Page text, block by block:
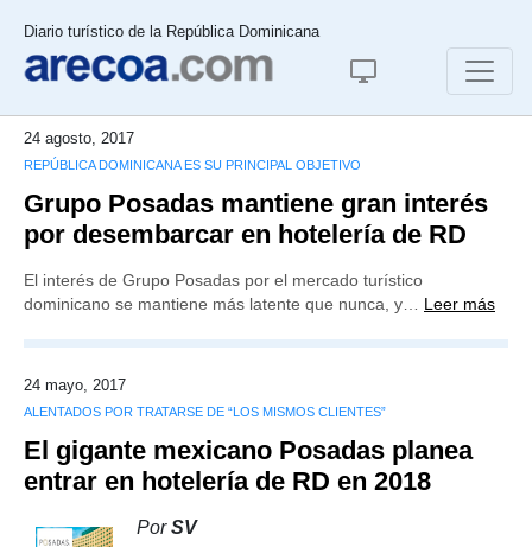
Diario turístico de la República Dominicana
24 agosto, 2017
REPÚBLICA DOMINICANA ES SU PRINCIPAL OBJETIVO
Grupo Posadas mantiene gran interés
por desembarcar en hotelería de RD
El interés de Grupo Posadas por el mercado turístico
dominicano se mantiene más latente que nunca, y… Leer más
24 mayo, 2017
ALENTADOS POR TRATARSE DE “LOS MISMOS CLIENTES”
El gigante mexicano Posadas planea
entrar en hotelería de RD en 2018
PorSV